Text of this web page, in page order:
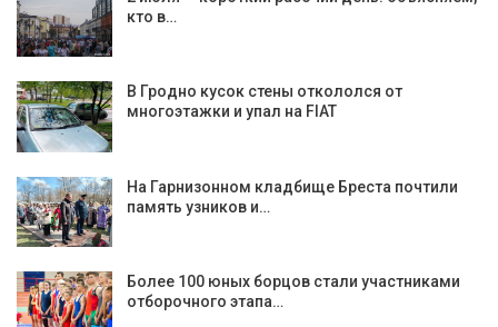
кто в…
В Гродно кусок стены откололся от
многоэтажки и упал на FIAT
На Гарнизонном кладбище Бреста почтили
память узников и…
Более 100 юных борцов стали участниками
отборочного этапа…